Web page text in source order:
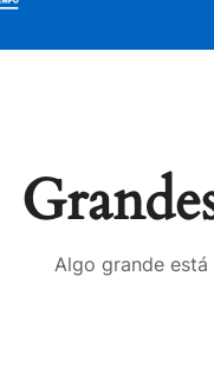
Algo grande está